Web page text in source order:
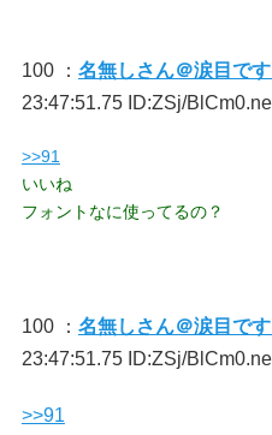
100 ： 名無しさん＠涙目です
23:47:51.75 ID:ZSj/
>>91
いいね
フォントなに使ってるの？
100 ： 名無しさん＠涙目です
23:47:51.75 ID:ZSj/
>>91